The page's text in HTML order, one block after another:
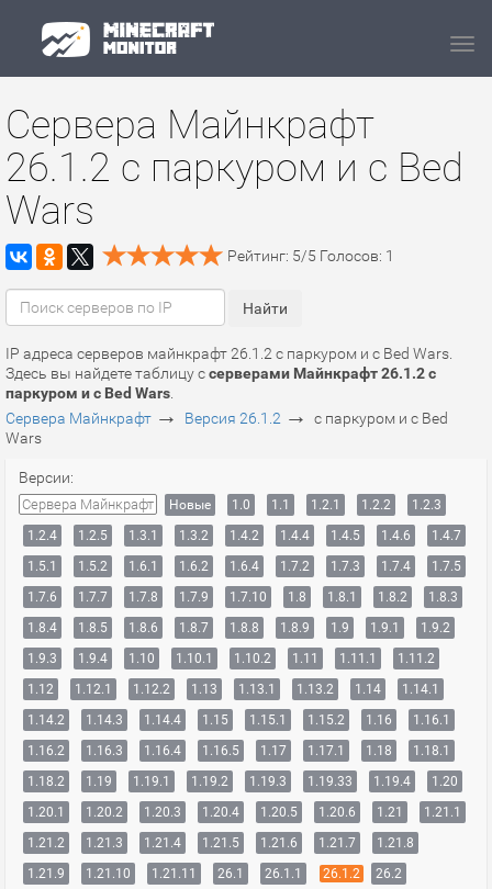
Сервера Майнкрафт
26.1.2 с паркуром и с Bed
Wars
Рейтинг: 5/5 Голосов: 1
IP адреса серверов майнкрафт 26.1.2 с паркуром и с Bed Wars.
Здесь вы найдете таблицу ссерверами Майнкрафт 26.1.2 с
паркуром и с Bed Wars
Сервера Майнкрафт → Версия 26.1.2 →
с паркуром и с Bed
Wars
Версии:
Сервера Майнкрафт Новые 1.0 1.1 1.2.1 1.2.2
1.2.3
1.2.4
1.2.5 1.3.1 1.3.2 1.4.2 1.4.4 1.4.5 1.4.6
1.4.7
1.5.1
1.5.2 1.6.1 1.6.2 1.6.4 1.7.2 1.7.3 1.7.4
1.7.5
1.7.6
1.7.7 1.7.8 1.7.9 1.7.10 1.8 1.8.1 1.8.2
1.8.3
1.8.4
1.8.5 1.8.6 1.8.7 1.8.8 1.8.9 1.9 1.9.1
1.9.2
1.9.3
1.9.4 1.10 1.10.1 1.10.2 1.11 1.11.1
1.11.2
1.12
1.12.1 1.12.2 1.13 1.13.1 1.13.2 1.14
1.14.1
1.14.2
1.14.3 1.14.4 1.15 1.15.1 1.15.2 1.16
1.16.1
1.16.2
1.16.3 1.16.4 1.16.5 1.17 1.17.1 1.18
1.18.1
1.18.2
1.19 1.19.1 1.19.2 1.19.3 1.19.33 1.19.4
1.20
1.20.1
1.20.2 1.20.3 1.20.4 1.20.5 1.20.6 1.21
1.21.1
1.21.2
1.21.3 1.21.4 1.21.5 1.21.6 1.21.7
1.21.8
1.21.9
1.21.10 1.21.11 26.1 26.1.1 26.1.2 26.2